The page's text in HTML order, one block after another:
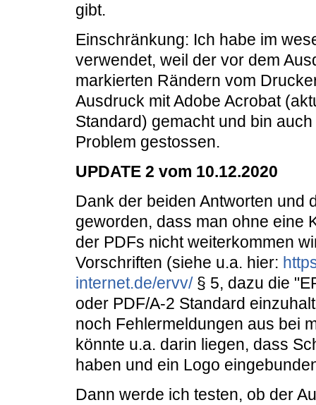
gibt.
Einschränkung: Ich habe im
verwendet, weil der vor dem
markierten Rändern vom
Ausdruck mit Adobe Acrobat
Standard) gemacht und bin
Problem gestossen.
UPDATE 2 vom 10.12.2020
Dank der beiden Antworten und
geworden, dass man ohne eine
der PDFs nicht weiterkommen
Vorschriften (siehe u.a. hier:
internet.de/ervv/§ 5, dazu die
oder PDF/A-2 Standard
noch Fehlermeldungen aus bei
könnte u.a. darin liegen, dass
haben und ein Logo
Dann werde ich testen, ob der